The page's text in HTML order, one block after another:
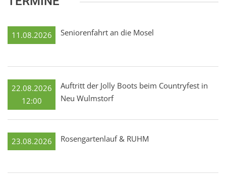
11.08.2026 Seniorenfahrt an die Mosel
22.08.2026
12:00
Auftritt der Jolly Boots beim Countryfest in
Neu Wulmstorf
23.08.2026 Rosengartenlauf & RUHM